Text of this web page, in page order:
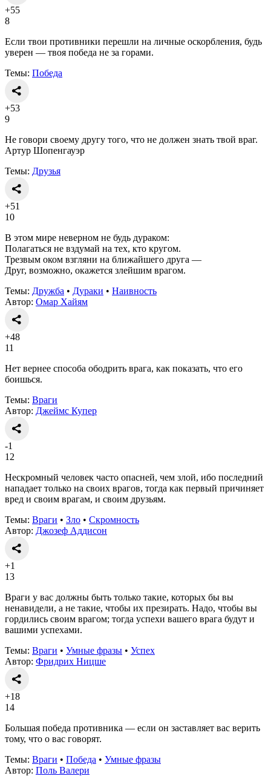
+55
8
Если твои противники перешли на личные оскорбления, будь
уверен — твоя победа не за горами.
Темы: Победа
+53
9
Не говори своему другу того, что не должен знать твой враг.
Артур Шопенгауэр
Темы: Друзья
+51
10
В этом мире неверном не будь дураком:
Полагаться не вздумай на тех, кто кругом.
Трезвым оком взгляни на ближайшего друга —
Друг, возможно, окажется злейшим врагом.
Темы: Дружба • Дураки • Наивность
Автор: Омар Хайям
+48
11
Нет вернее способа ободрить врага, как показать, что его
боишься.
Темы: Враги
Автор: Джеймс Купер
-1
12
Нескромный человек часто опасней, чем злой, ибо последний
нападает только на своих врагов, тогда как первый причиняет
вред и своим врагам, и своим друзьям.
Темы: Враги • Зло • Скромность
Автор: Джозеф Аддисон
+1
13
Враги у вас должны быть только такие, которых бы вы
ненавидели, а не такие, чтобы их презирать. Надо, чтобы вы
гордились своим врагом; тогда успехи вашего врага будут и
вашими успехами.
Темы: Враги • Умные фразы • Успех
Автор: Фридрих Ницше
+18
14
Большая победа противника — если он заставляет вас верить
тому, что о вас говорят.
Темы: Враги • Победа • Умные фразы
Автор: Поль Валери